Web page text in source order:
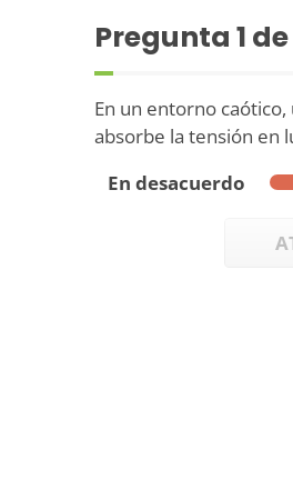
Pregunta 1
En un entorno
absorbe la tensión en
En desacuerdo